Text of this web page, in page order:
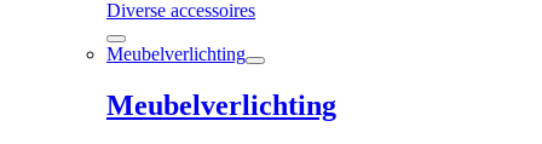
Diverse accessoires
Meubelverlichting
Meubelverlichting